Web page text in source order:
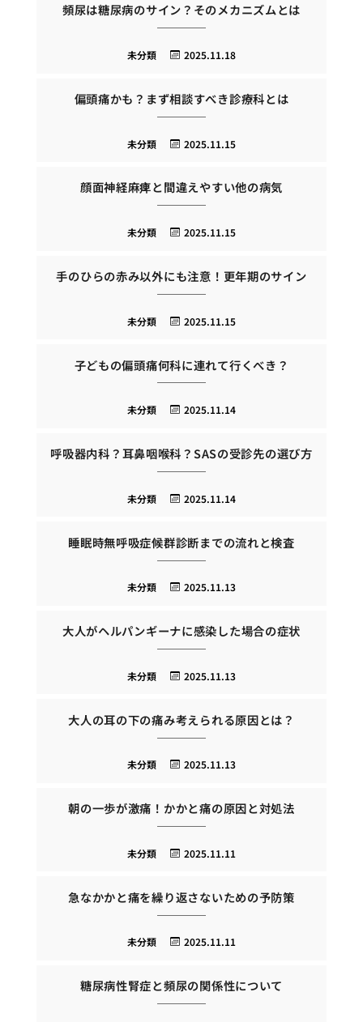
頻尿は糖尿病のサイン？そのメカニズムとは
2025.11.18
未分類
偏頭痛かも？まず相談すべき診療科とは
2025.11.15
未分類
顔面神経麻痺と間違えやすい他の病気
2025.11.15
未分類
手のひらの赤み以外にも注意！更年期のサイン
2025.11.15
未分類
子どもの偏頭痛何科に連れて行くべき？
2025.11.14
未分類
呼吸器内科？耳鼻咽喉科？SASの受診先の選び方
2025.11.14
未分類
睡眠時無呼吸症候群診断までの流れと検査
2025.11.13
未分類
大人がヘルパンギーナに感染した場合の症状
2025.11.13
未分類
大人の耳の下の痛み考えられる原因とは？
2025.11.13
未分類
朝の一歩が激痛！かかと痛の原因と対処法
2025.11.11
未分類
急なかかと痛を繰り返さないための予防策
2025.11.11
未分類
糖尿病性腎症と頻尿の関係性について